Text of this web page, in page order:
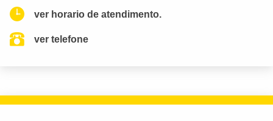
ver horario de atendimento.
ver telefone